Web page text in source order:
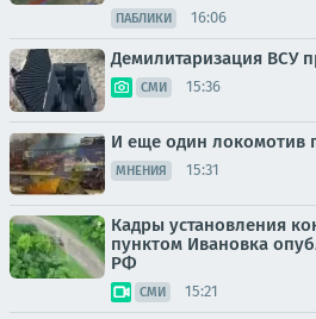
ПАБЛИКИ 16:06
Демилитаризация ВСУ
СМИ 15:36
И еще один локомотив
МНЕНИЯ 15:31
Кадры установления
пунктом Ивановка
РФ
СМИ 15:21